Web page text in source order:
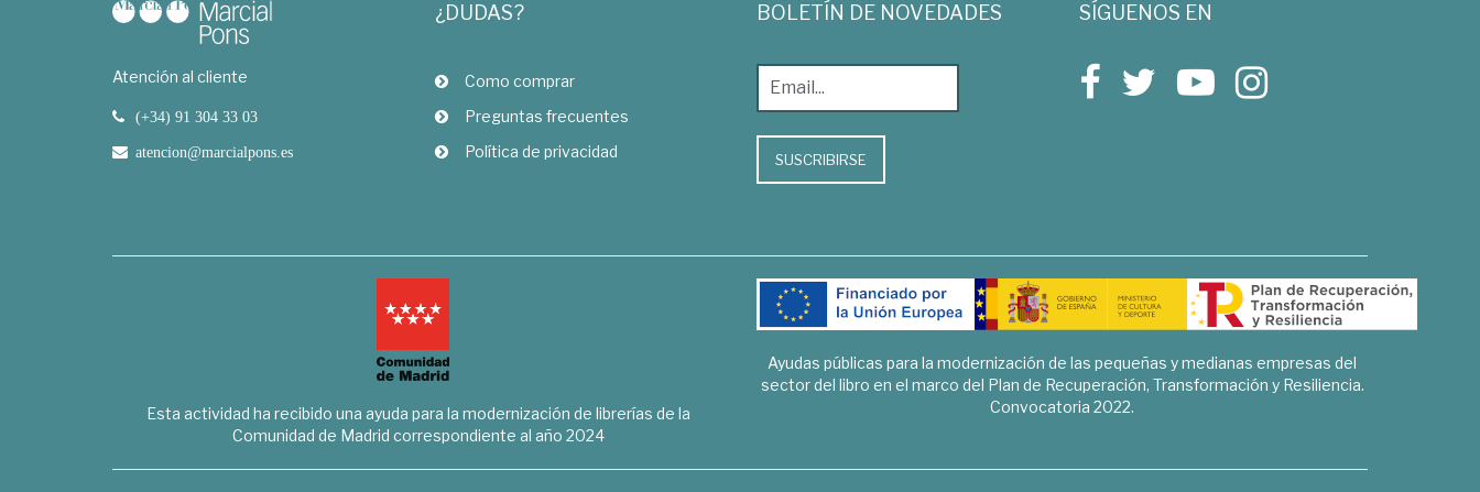
Atención al cliente
(+34) 91 304 33 03
atencion@marcialpons.es
¿DUDAS?
Como comprar
Preguntas frecuentes
Política de privacidad
BOLETÍN DE NOVEDADES
SUSCRIBIRSE
SÍGUENOS EN
Esta actividad ha recibido una ayuda para la modernización de librerías de la
Comunidad de Madrid correspondiente al año 2024
Ayudas públicas para la modernización de las pequeñas y medianas empresas del
sector del libro en el marco del Plan de Recuperación, Transformación y Resiliencia.
Convocatoria 2022.